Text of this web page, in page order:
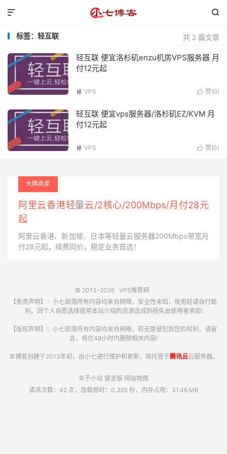


共 2 篇文章
标签：轻互联
轻互联 便宜洛杉矶enzu机房VPS服务器 月
付12元起
 赞(0)
 VPS
轻互联 便宜vps服务器/洛杉矶EZ/KVM 月
付12元起
 赞(0)
 VPS
大牌商家
阿里云香港轻量云/2核心/200Mbps/月付28元
起
阿里云香港、新加坡、日本等轻量云服务器200Mbps带宽月
付28元起，续费同价，稳定业务首选！
© 2013-2026 VPS推荐网
【免责声明】：小七部落所有内容均来自网络，安全性未知，使用前请自行甄
别。因个人自愿选择使用本站介绍的资源造成的损失由使用者承担!
【版权声明】：小七部落所有内容均来自网络，若无意侵犯到您的权利，请留
言，将在48小时内删除相关内容!
本博客创建于2013年初，由小七进行维护和更新，现托管于腾讯云云服务器。
关于小站 留言版 网站地图
请求次数：42 次，加载用时：0.365 秒，内存占用：31.46 MB